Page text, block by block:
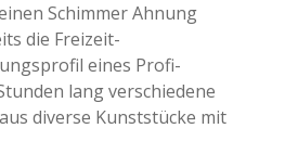
Schimmer Ahnung
die Freizeit-
eines Profi-
lang verschiedene
diverse Kunststücke mit